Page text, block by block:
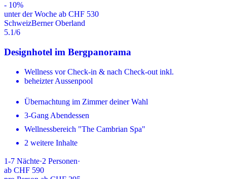
- 10%
unter der Woche ab CHF 530
SchweizBerner Oberland
5.1/6
Designhotel im Bergpanorama
Wellness vor Check-in & nach Check-out inkl.
beheizter Aussenpool
Übernachtung im Zimmer deiner Wahl
3-Gang Abendessen
Wellnessbereich "The Cambrian Spa"
2 weitere Inhalte
1-7 Nächte·2 Personen·
ab CHF 590